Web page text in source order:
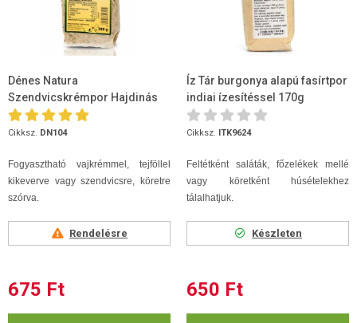
Dénes Natura
Szendvicskrémpor Hajdinás
200g
Cikksz. DN104
Fogyasztható vajkrémmel, tejföllel
kikeverve vagy szendvicsre, köretre
szórva.
Rendelésre
675 Ft
Íz Tár burgonya alapú fasírtpor
indiai ízesítéssel 170g
Cikksz. ITK9624
Feltétként saláták, főzelékek mellé
vagy köretként húsételekhez
tálalhatjuk.
Készleten
650 Ft